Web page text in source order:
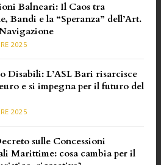
Balneari: Il Caos tra
Bandi e la “Speranza” dell’Art.
2025
Disabili: L’ASL Bari risarcisce
e si impegna per il futuro del
2025
sulle Concessioni
Marittime: cosa cambia per il